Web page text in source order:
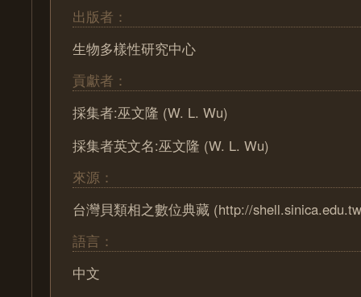
出版者：
生物多樣性研究中心
貢獻者：
採集者:巫文隆 (W. L. Wu)
採集者英文名:巫文隆 (W. L. Wu)
來源：
台灣貝類相之數位典藏 (http://
語言：
中文